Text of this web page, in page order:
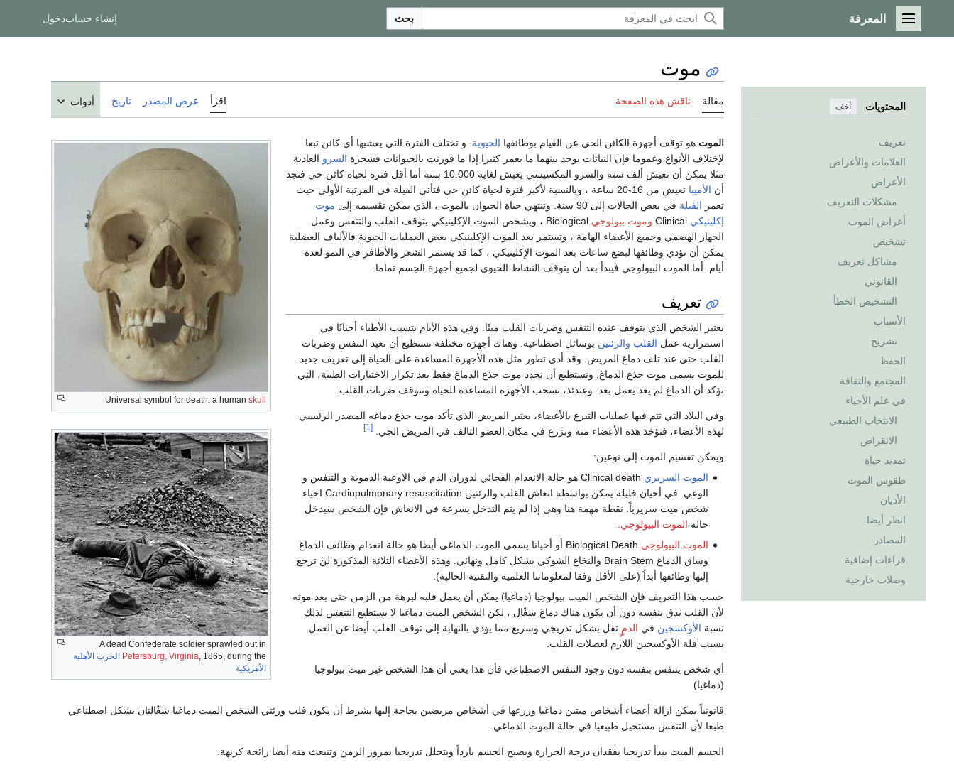
القائمة الرئيسية
المعرفة بحث إنشاء حسابدخول
المحتويات أخف
تعريف
العلامات والأعراض
الأعراض
مشكلات التعريف
أعراض الموت
تشخيص
مشاكل تعريف
القانوني
التشخيص الخطأ
الأسباب
تشريح
الحفظ
المجتمع والثقافة
في علم الأحياء
الانتخاب الطبيعي
الانقراض
تمديد حياة
طقوس الموت
الأديان
انظر أيضا
المصادر
قراءات إضافية
وصلات خارجية
موت
مقالة ناقش هذه الصفحة اقرأ عرض المصدر تاريخ أدوات
Universal symbol for death: a human skull
A dead Confederate soldier sprawled out in
Petersburg, Virginia, 1865, during the
الحرب الأهلية
الأمريكية
الموت هو توقف أجهزة الكائن الحي عن القيام بوظائفها الحيوية . و تختلف الفترة التي يعشيها أي كائن تبعا
لإختلاف الأنواع وعموما فإن النباتات يوجد بينهما ما يعمر كثيرا إذا ما قورنت بالحيوانات فشجرة السرو العادية
مثلا يمكن أن تعيش ألف سنة والسرو المكسيسي يعيش لغاية 10.000 سنة أما أقل فترة لحياة كائن حي فنجد
أن الأميبا
تعيش من 16-20 ساعة ، وبالنسبة لأكبر فترة لحياة كائن حي فتأتي الفيلة في المرتبة الأولى حيث
تعمر الفيلة في بعض الحالات إلى 90 سنة. وتنتهي حياة الحيوان بالموت ، الذي يمكن تقسيمه إلى
موت
إكلينيكي
وموت بيولوجي
Biological ، ويشخص الموت الإكلينيكي بتوقف القلب والتنفس وعمل
الجهاز الهضمي وجميع الأعضاء الهامة ، وتستمر بعد الموت الإكلينيكي بعض العمليات الحيوية فالألياف العضلية
يمكن أن تؤدي وظائفها لبضع ساعات بعد الموت الإكلينيكي ، كما قد يستمر الشعر والأظافر في النمو لعدة
أيام. أما الموت البيولوجي فيبدأ بعد أن يتوقف النشاط الحيوي لجميع أجهزة الجسم تماما.
تعريف
يعتبر الشخص الذي يتوقف عنده التنفس وضربات القلب ميتًا. وفي هذه الأيام يتسبب الأطباء أحيانًا في
استمرارية عمل القلب والرئتين بوسائل اصطناعية. وهناك أجهزة مختلفة تستطيع أن تعيد التنفس وضربات
القلب حتى عند تلف دماغ المريض. وقد أدى تطور مثل هذه الأجهزة المساعدة على الحياة إلى تعريف جديد
للموت يسمى موت جذع الدماغ. ونستطيع أن نحدد موت جذع الدماغ فقط بعد تكرار الاختبارات الطبية، التي
تؤكد أن الدماغ لم يعد يعمل بعد. وعندئذ، تسحب الأجهزة المساعدة للحياة وتتوقف ضربات القلب.
وفي البلاد التي تتم فيها عمليات التبرع بالأعضاء، يعتبر المريض الذي تأكد موت جذع دماغه المصدر الرئيسي
لهذه الأعضاء، فتؤخذ هذه الأعضاء منه وتزرع في مكان العضو التالف في المريض الحي. [1]
ويمكن تقسيم الموت إلى نوعين:
الموت السريري
Clinical death هو حالة الانعدام الفجائي لدوران الدم في الاوعية الدموية و التنفس و
الوعي. في أحيان قليلة يمكن بواسطة انعاش القلب والرئتين Cardiopulmonary resuscitation احياء
شخص ميت سريرياً. نقطة مهمة هنا وهي إذا لم يتم التدخل بسرعة في الانعاش فإن الشخص سيدخل
حالة الموت البيولوجي.
الموت البيولوجي
Biological Death أو أحيانا يسمى الموت الدماغي أيضا هو حالة انعدام وظائف الدماغ
وساق الدماغ Brain Stem والنخاع الشوكي بشكل كامل ونهائي. وهذه الأعضاء الثلاثة المذكورة لن ترجع
إليها وظائفها أبداً (على الأقل وفقا لمعلوماتنا العلمية والتقنية الحالية).
حسب هذا التعريف فإن الشخص الميت بيولوجيا (دماغيا) يمكن أن يعمل قلبه لبرهة من الزمن حتى بعد موته
لأن القلب يدق بنفسه دون أن يكون هناك دماغ شغّال ، لكن الشخص الميت دماغيا لا يستطيع التنفس لذلك
نسبة الأوكسجين في الدمٍٍٍ تقل بشكل تدريجي وسريع مما يؤدي بالنهاية إلى توقف القلب أيضا عن العمل
بسبب قلة الأوكسجين اللازم لعضلات القلب.
أي شخص يتنفس بنفسه دون وجود التنفس الاصطناعي فأن هذا يعني أن هذا الشخص غير ميت بيولوجيا
(دماغيا)
قانونياً يمكن ازالة أعضاء أشخاص ميتين دماغيا وزرعها في أشخاص مريضين بحاجة إليها بشرط أن يكون قلب ورئتي الشخص الميت دماغيا شغّالتان بشكل اصطناعي
طبعا لأن التنفس مستحيل طبيعيا في حالة الموت الدماغي.
الجسم الميت يبدأ تدريجيا بفقدان درجة الحرارة ويصبح الجسم بارداً ويتحلل تدريجيا بمرور الزمن وتنبعث منه أيضا رائحة كريهة.